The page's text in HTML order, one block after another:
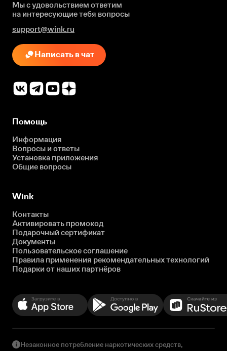
Мы с удовольствием ответим
на интересующиетебя вопросы
support@wink.ru
Написать в чат
Помощь
Информация
Вопросы и ответы
Установка приложения
Общие вопросы
Wink
Контакты
Активировать промокод
Подарочный сертификат
Документы
Пользовательское соглашение
Правила применения рекомендательных технологий
Подарки от наших партнёров
Незаконное потребление наркотических средств,